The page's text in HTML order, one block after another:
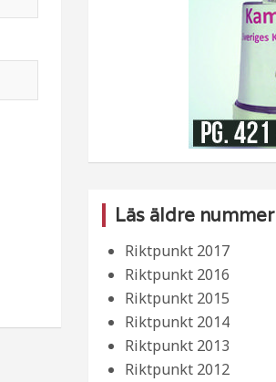
Läs äldre nummer
Riktpunkt 2017
Riktpunkt 2016
Riktpunkt 2015
Riktpunkt 2014
Riktpunkt 2013
Riktpunkt 2012